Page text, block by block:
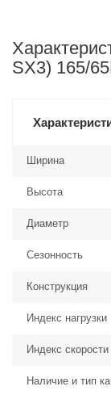
SX3) 165/
Ширина
Высота
Диаметр
Сезонность
Конструкция
Индекс нагрузки
Индекс скорости
Наличие и тип